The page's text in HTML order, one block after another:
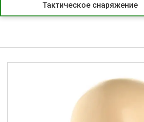
Тактическое снаряжение